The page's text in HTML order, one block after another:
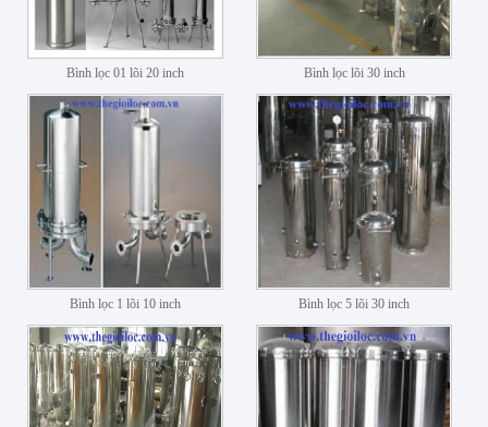
Bình lọc 01 lõi 20 inch Bình lọc lõi 30 inch
Bình lọc 1 lõi 10 inch Bình lọc 5 lõi 30 inch